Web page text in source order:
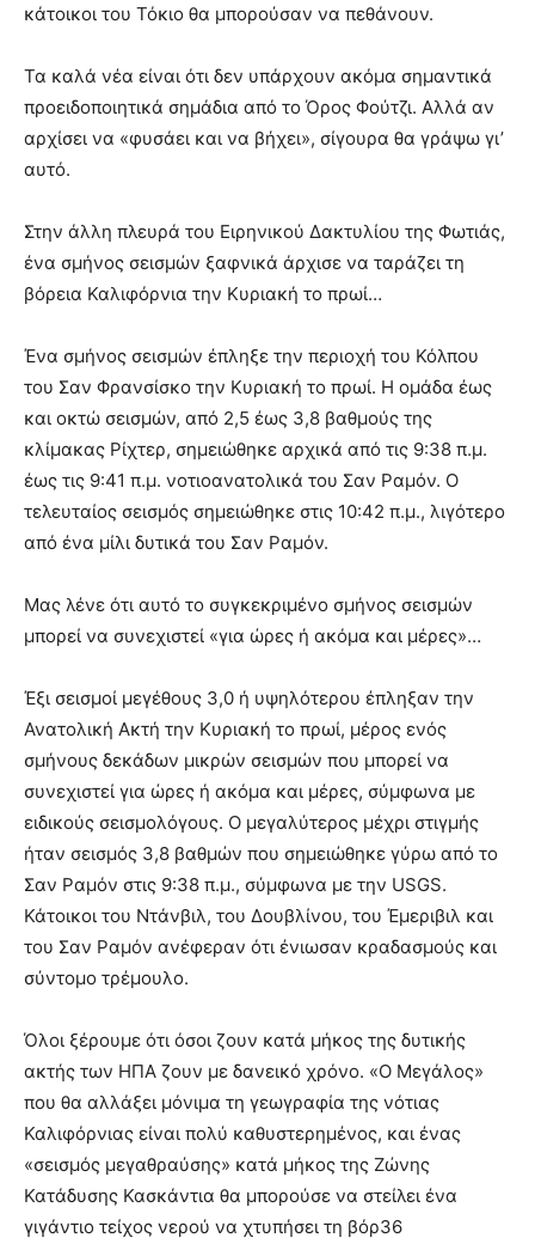
κάτοικοι του Τόκιο θα μπορούσαν να πεθάνουν.
Τα καλά νέα είναι ότι δεν υπάρχουν ακόμα σημαντικά
προειδοποιητικά σημάδια από το Όρος Φούτζι. Αλλά αν
αρχίσει να «φυσάει και να βήχει», σίγουρα θα γράψω γι’
αυτό.
Στην άλλη πλευρά του Ειρηνικού Δακτυλίου της Φωτιάς,
ένα σμήνος σεισμών ξαφνικά άρχισε να ταράζει τη
βόρεια Καλιφόρνια την Κυριακή το πρωί…
Ένα σμήνος σεισμών έπληξε την περιοχή του Κόλπου
του Σαν Φρανσίσκο την Κυριακή το πρωί. Η ομάδα έως
και οκτώ σεισμών, από 2,5 έως 3,8 βαθμούς της
κλίμακας Ρίχτερ, σημειώθηκε αρχικά από τις 9:38 π.μ.
έως τις 9:41 π.μ. νοτιοανατολικά του Σαν Ραμόν. Ο
τελευταίος σεισμός σημειώθηκε στις 10:42 π.μ., λιγότερο
από ένα μίλι δυτικά του Σαν Ραμόν.
Μας λένε ότι αυτό το συγκεκριμένο σμήνος σεισμών
μπορεί να συνεχιστεί «για ώρες ή ακόμα και μέρες»…
Έξι σεισμοί μεγέθους 3,0 ή υψηλότερου έπληξαν την
Ανατολική Ακτή την Κυριακή το πρωί, μέρος ενός
σμήνους δεκάδων μικρών σεισμών που μπορεί να
συνεχιστεί για ώρες ή ακόμα και μέρες, σύμφωνα με
ειδικούς σεισμολόγους. Ο μεγαλύτερος μέχρι στιγμής
ήταν σεισμός 3,8 βαθμών που σημειώθηκε γύρω από το
Σαν Ραμόν στις 9:38 π.μ., σύμφωνα με την USGS.
Κάτοικοι του Ντάνβιλ, του Δουβλίνου, του Έμεριβιλ και
του Σαν Ραμόν ανέφεραν ότι ένιωσαν κραδασμούς και
σύντομο τρέμουλο.
Όλοι ξέρουμε ότι όσοι ζουν κατά μήκος της δυτικής
ακτής των ΗΠΑ ζουν με δανεικό χρόνο. «Ο Μεγάλος»
που θα αλλάξει μόνιμα τη γεωγραφία της νότιας
Καλιφόρνιας είναι πολύ καθυστερημένος, και ένας
«σεισμός μεγαθραύσης» κατά μήκος της Ζώνης
Κατάδυσης Κασκάντια θα μπορούσε να στείλει ένα
γιγάντιο τείχος νερού να χτυπήσει τη βόρ36